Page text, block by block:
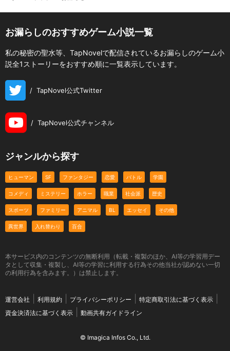
お漏らしのおすすめゲーム小説一覧
私の秘密の聖水等、TapNovelで配信されているお漏らしのゲーム小
説全1ストーリーをおすすめ順に一覧表示しています。
/ TapNovel公式Twitter
/ TapNovel公式チャンネル
ジャンルから探す
ヒューマン SF ファンタジー 恋愛 バトル 学園
コメディ ミステリー ホラー 職業 社会派 歴史
スポーツ ファミリー アニマル BL エッセイ その他
異世界 入れ替わり 百合
本サービス内のコンテンツの無断利用（転載・複製のほか、AI等の学習用デー
タとして収集・複製し、AI等の学習に利用する行為その他当社が認めない一切
の利用行為を含みます。）は禁止します。
運営会社 利用規約 プライバシーポリシー
特定商取引法に基づく表示
資金決済法に基づく表示
動画共有ガイドライン
© Imagica Infos Co., Ltd.